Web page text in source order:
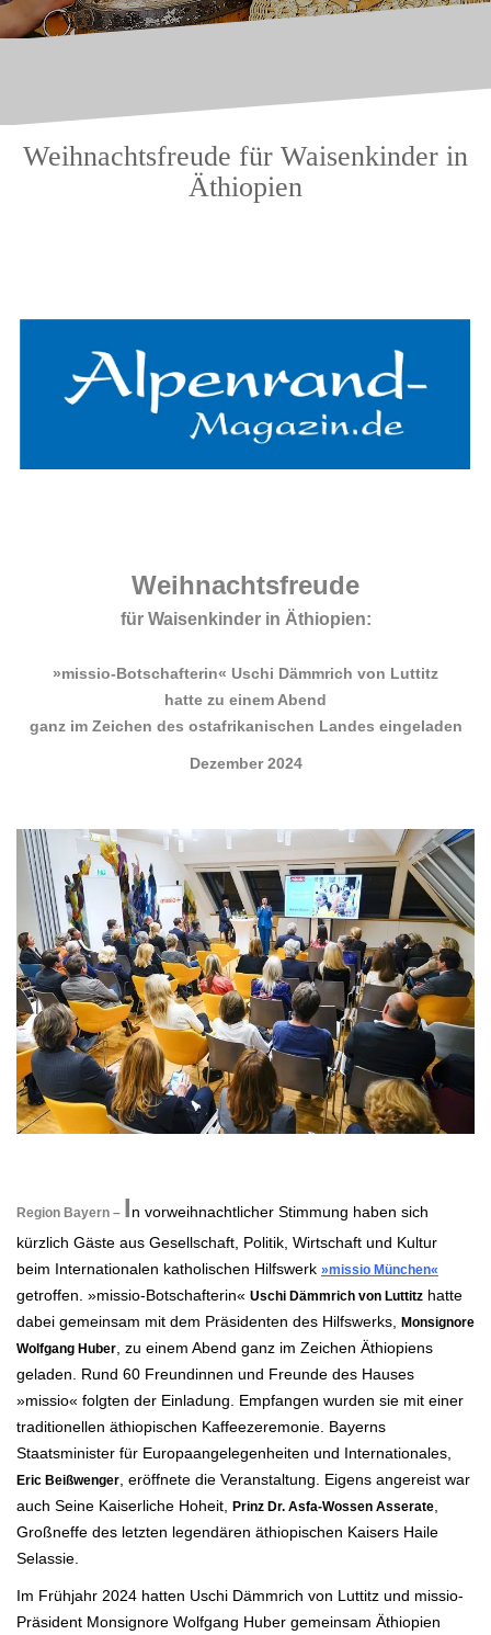
Weihnachtsfreude für Waisenkinder in
Äthiopien
Weihnachtsfreude
für Waisenkinder in Äthiopien:
»missio-Botschafterin« Uschi Dämmrich von Luttitz
hatte zu einem Abend
ganz im Zeichen des ostafrikanischen Landes eingeladen
Dezember 2024
Region Bayern – In vorweihnachtlicher Stimmung haben sich
kürzlich Gäste aus Gesellschaft, Politik, Wirtschaft und Kultur
beim Internationalen katholischen Hilfswerk »missio München«
getroffen. »missio-Botschafterin« Uschi Dämmrich von Luttitz hatte
dabei gemeinsam mit dem Präsidenten des Hilfswerks, Monsignore
Wolfgang Huber, zu einem Abend ganz im Zeichen Äthiopiens
geladen. Rund 60 Freundinnen und Freunde des Hauses
»missio« folgten der Einladung. Empfangen wurden sie mit einer
traditionellen äthiopischen Kaffeezeremonie. Bayerns
Staatsminister für Europaangelegenheiten und Internationales,
Eric Beißwenger, eröffnete die Veranstaltung. Eigens angereist war
auch Seine Kaiserliche Hoheit, Prinz Dr. Asfa-Wossen Asserate,
Großneffe des letzten legendären äthiopischen Kaisers Haile
Selassie.
Im Frühjahr 2024 hatten Uschi Dämmrich von Luttitz und missio-
Präsident Monsignore Wolfgang Huber gemeinsam Äthiopien